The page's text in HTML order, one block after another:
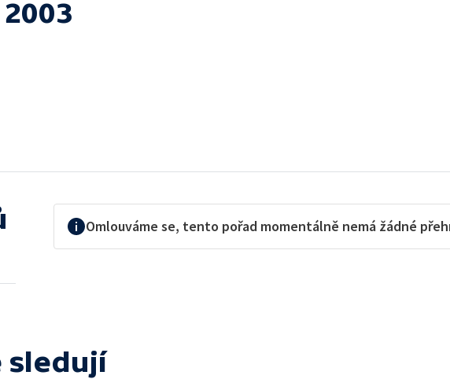
Omlouváme se, tento pořad momentálně nemá žádné
sledují